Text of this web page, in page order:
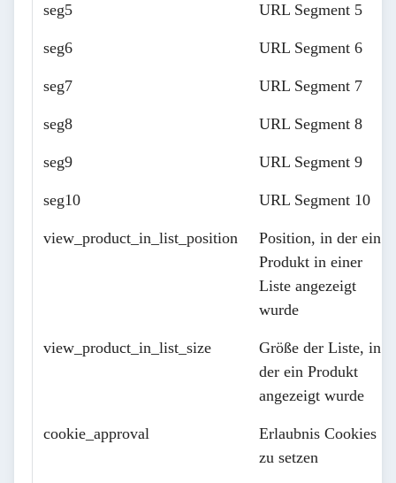
seg5 URL Segment 5
seg6 URL Segment 6
seg7 URL Segment 7
seg8 URL Segment 8
seg9 URL Segment 9
seg10 URL Segment 10
view_product_in_list_position
Position, in der ein
Produkt in einer
Liste angezeigt
wurde
view_product_in_list_size
Größe der Liste, in
der ein Produkt
angezeigt wurde
cookie_approval
Erlaubnis Cookies
zu setzen